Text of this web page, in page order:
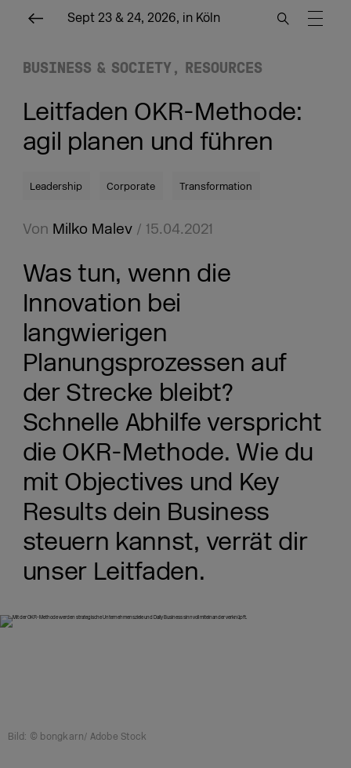
Sept 23 & 24, 2026, in Köln
BUSINESS & SOCIETY RESOURCES
Leitfaden OKR-Methode:
agil planen und führen
Leadership Corporate Transformation
Von Milko Malev/ 15.04.2021
Was tun, wenn die
Innovation bei
langwierigen
Planungsprozessen auf
der Strecke bleibt?
Schnelle Abhilfe verspricht
die OKR-Methode. Wie du
mit Objectives und Key
Results dein Business
steuern kannst, verrät dir
unser Leitfaden.
Bild: © bongkarn/ Adobe Stock